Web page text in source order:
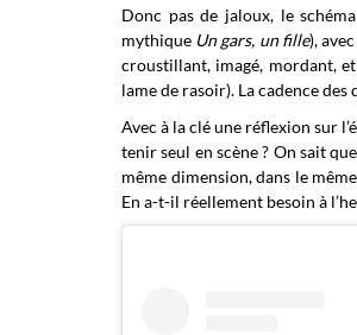
Donc pas de jaloux, le
mythique Un gars, un fille),
croustillant, imagé, mordant,
lame de rasoir). La cadence
Avec à la clé une réflexion sur
tenir seul en scène ? On sait
même dimension, dans le
En a-t-il réellement besoin à